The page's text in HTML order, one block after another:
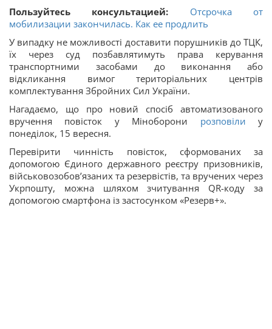
Пользуйтесь консультацией:
Отсрочка от
мобилизации закончилась. Как ее продлить
У випадку не можливості доставити порушників до ТЦК,
їх через суд позбавлятимуть права керування
транспортними засобами до виконання або
відкликання вимог територіальних центрів
комплектування Збройних Сил України.
Нагадаємо, що про новий спосіб автоматизованого
вручення повісток у Міноборони розповіли у
понеділок, 15 вересня.
Перевірити чинність повісток, сформованих за
допомогою Єдиного державного реєстру призовників,
військовозобов’язаних та резервістів, та вручених через
Укрпошту, можна шляхом зчитування QR-коду за
допомогою смартфона із застосунком «Резерв+».